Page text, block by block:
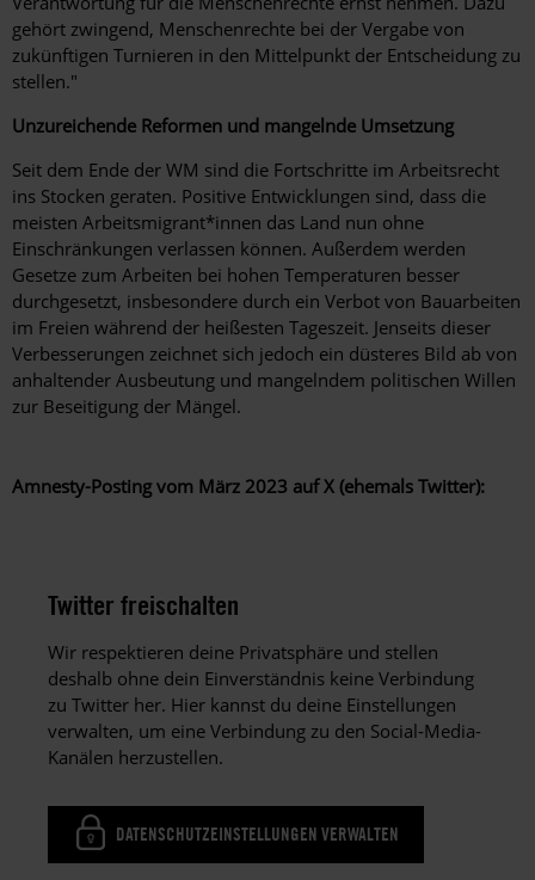
gehört zwingend, Menschenrechte bei der Vergabe von
zukünftigen Turnieren in den Mittelpunkt der Entscheidung zu
stellen."
Unzureichende Reformen und mangelnde Umsetzung
Seit dem Ende der WM sind die Fortschritte im Arbeitsrecht
ins Stocken geraten. Positive Entwicklungen sind, dass die
meisten Arbeitsmigrant*innen das Land nun ohne
Einschränkungen verlassen können. Außerdem werden
Gesetze zum Arbeiten bei hohen Temperaturen besser
durchgesetzt, insbesondere durch ein Verbot von Bauarbeiten
im Freien während der heißesten Tageszeit. Jenseits dieser
Verbesserungen zeichnet sich jedoch ein düsteres Bild ab von
anhaltender Ausbeutung und mangelndem politischen Willen
zur Beseitigung der Mängel.
Amnesty-Posting vom März 2023 auf X (ehemals Twitter):
Twitter freischalten
Wir respektieren deine Privatsphäre und stellen
deshalb ohne dein Einverständnis keine Verbindung
zu Twitter her. Hier kannst du deine Einstellungen
verwalten, um eine Verbindung zu den Social-Media-
Kanälen herzustellen.
DATENSCHUTZEINSTELLUNGEN VERWALTEN